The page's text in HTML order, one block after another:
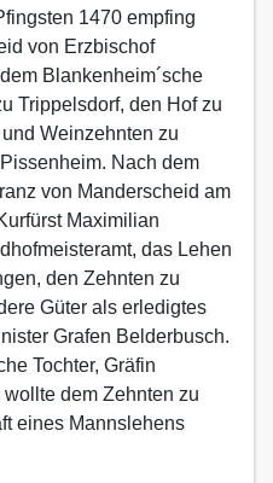
1470 empfing
von Erzbischof
Blankenheim´sche
Trippelsdorf, den Hof zu
Weinzehnten zu
Nach dem
von Manderscheid am
Maximilian
das Lehen
den Zehnten zu
Güter als erledigtes
Grafen Belderbusch.
Tochter, Gräfin
dem Zehnten zu
eines Mannslehens